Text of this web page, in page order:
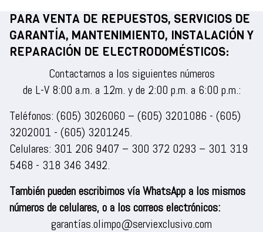
PARA VENTA DE REPUESTOS, SERVICIOS DE
GARANTÍA, MANTENIMIENTO, INSTALACIÓN Y
REPARACIÓN DE ELECTRODOMÉSTICOS:
Contactarnos a los siguientes números
de L-V 8:00 a.m. a 12m. y de 2:00 p.m. a 6:00 p.m.:
Teléfonos: (605) 3026060 – (605) 3201086 - (605)
3202001 - (605) 3201245.
Celulares: 301 206 9407 – 300 372 0293 – 301 319
5468 - 318 346 3492.
También pueden escribirnos vía WhatsApp a los mismos
números de celulares, o a los correos electrónicos:
garantías.olimpo@serviexclusivo.com